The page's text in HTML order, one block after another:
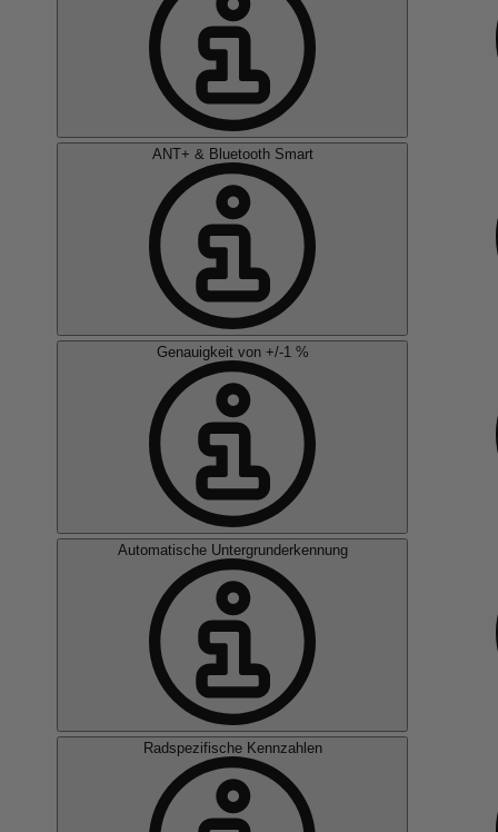
ANT+ & Bluetooth Smart
Genauigkeit von +/-1 %
Automatische Untergrunderkennung
Radspezifische Kennzahlen